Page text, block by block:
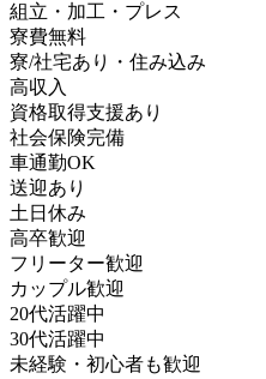
組立・加工・プレス
寮費無料
寮/社宅あり・住み込み
高収入
資格取得支援あり
社会保険完備
車通勤OK
送迎あり
土日休み
高卒歓迎
フリーター歓迎
カップル歓迎
20代活躍中
30代活躍中
未経験・初心者も歓迎